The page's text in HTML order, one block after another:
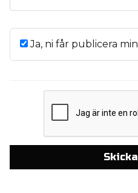
Ja, ni får publicera